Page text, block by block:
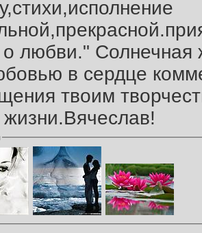
о любви."
в сердце
твоим
жизни.Вячеслав!